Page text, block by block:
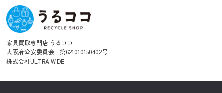
家具買取専門店 うるココ
大阪府公安委員会 第621010150402号
株式会社ULTRA WIDE